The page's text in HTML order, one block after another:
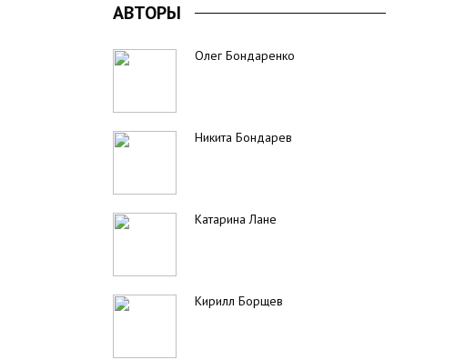
АВТОРЫ
Олег Бондаренко
Никита Бондарев
Катарина Лане
Кирилл Борщев